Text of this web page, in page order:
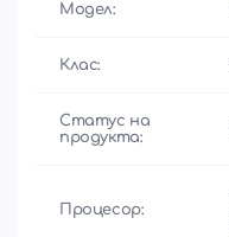
Модел:
Клас:
Статус на
продукта:
Процесор: